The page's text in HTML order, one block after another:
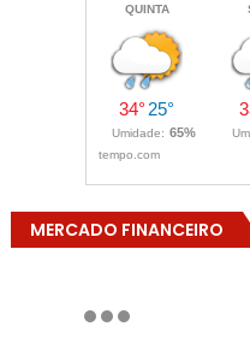
MERCADO FINANCEIRO